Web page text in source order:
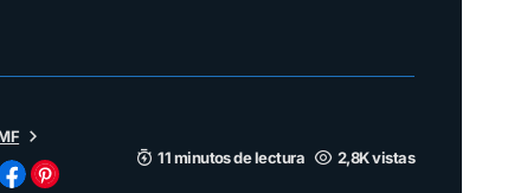
11 minutos de lectura
2,8K vistas